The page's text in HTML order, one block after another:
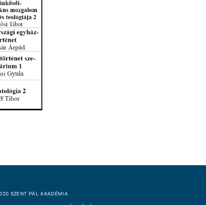
SZENT PÁL AKADÉMIA